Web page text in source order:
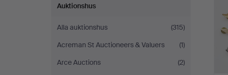
Auktionshus
Alla auktionshus
(315)
Acreman St Auctioneers & Valuers
(1)
Arce Auctions
(2)